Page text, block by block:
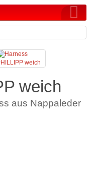
weich
aus Nappaleder